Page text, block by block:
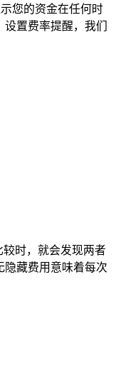
您的资金在任何时
设置费率提醒，我们
时，就会发现两者
隐藏费用意味着每次